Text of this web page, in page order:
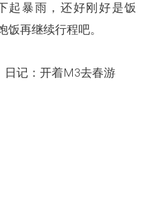
起暴雨，还好刚好是饭
饭再继续行程吧。